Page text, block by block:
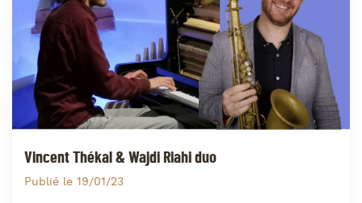
Vincent Thékal & Wajdi Riahi duo
Publié le 19/01/23